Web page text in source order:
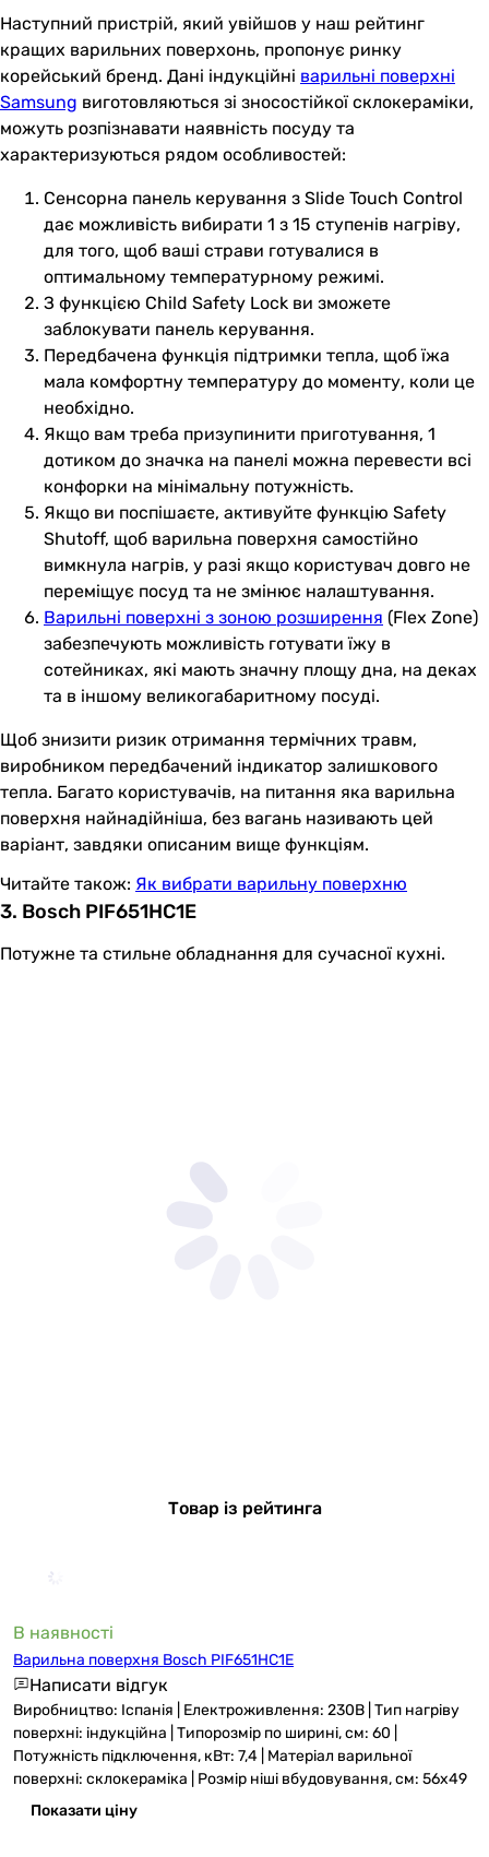
Наступний пристрій, який увійшов у наш рейтинг
кращих варильних поверхонь, пропонує ринку
корейський бренд. Дані індукційні варильні поверхні
Samsung виготовляються зі зносостійкої склокераміки,
можуть розпізнавати наявність посуду та
характеризуються рядом особливостей:
Сенсорна панель керування з Slide Touch Control
дає можливість вибирати 1 з 15 ступенів нагріву,
для того, щоб ваші страви готувалися в
оптимальному температурному режимі.
З функцією Child Safety Lock ви зможете
заблокувати панель керування.
Передбачена функція підтримки тепла, щоб їжа
мала комфортну температуру до моменту, коли це
необхідно.
Якщо вам треба призупинити приготування, 1
дотиком до значка на панелі можна перевести всі
конфорки на мінімальну потужність.
Якщо ви поспішаєте, активуйте функцію Safety
Shutoff, щоб варильна поверхня самостійно
вимкнула нагрів, у разі якщо користувач довго не
переміщує посуд та не змінює налаштування.
Варильні поверхні з зоною розширення (Flex Zone)
забезпечують можливість готувати їжу в
сотейниках, які мають значну площу дна, на деках
та в іншому великогабаритному посуді.
Щоб знизити ризик отримання термічних травм,
виробником передбачений індикатор залишкового
тепла. Багато користувачів, на питання яка варильна
поверхня найнадійніша, без вагань називають цей
варіант, завдяки описаним вище функціям.
Читайте також: Як вибрати варильну поверхню
3. Bosch PIF651HC1E
Потужне та стильне обладнання для сучасної кухні.
Товар із рейтинга
В наявності
Варильна поверхня Bosch PIF651HC1E
Написати відгук
Виробництво: Іспанія | Електроживлення: 230В | Тип нагріву
поверхні: індукційна | Типорозмір по ширині, см: 60 |
Потужність підключення, кВт: 7,4 | Матеріал варильної
поверхні: склокераміка | Розмір ніші вбудовування, см: 56x49
Показати ціну